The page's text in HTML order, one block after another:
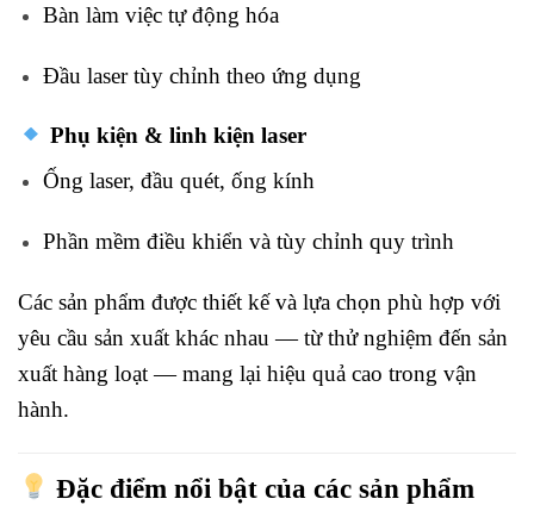
Bàn làm việc tự động hóa
Đầu laser tùy chỉnh theo ứng dụng
Phụ kiện & linh kiện laser
Ống laser, đầu quét, ống kính
Phần mềm điều khiển và tùy chỉnh quy trình
Các sản phẩm được thiết kế và lựa chọn phù hợp với
yêu cầu sản xuất khác nhau — từ thử nghiệm đến sản
xuất hàng loạt — mang lại hiệu quả cao trong vận
hành.
Đặc điểm nổi bật của các sản phẩm